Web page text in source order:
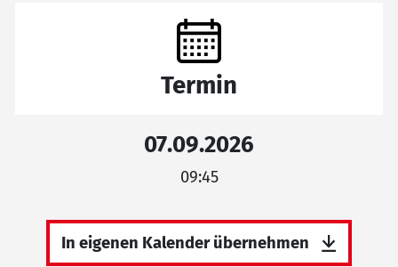
Termin
07.09.2026
09:45
In eigenen Kalender übernehmen